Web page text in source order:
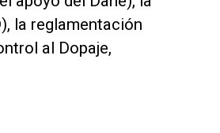
la reglamentación
al Dopaje,